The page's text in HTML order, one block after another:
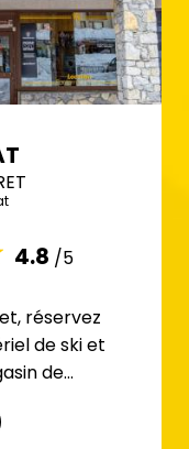
4.8 /5
réservez
de ski et
de